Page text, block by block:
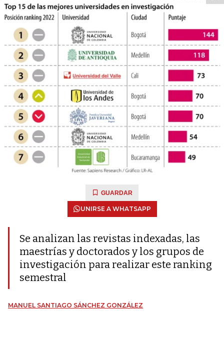
GUARDAR
UNIRSE A WHATSAPP
Se analizan las revistas indexadas, las
maestrías y doctorados y los grupos de
investigación para realizar este ranking
semestral
MANUEL SANTIAGO SÁNCHEZ GONZÁLEZ